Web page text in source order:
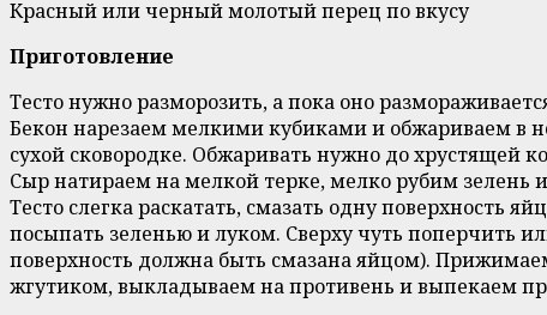
Красный или черный молотый перец по вкусу
Приготовление
Тесто нужно разморозить, а пока оно
Бекон нарезаем мелкими кубиками и обжариваем в
сухой сковородке. Обжаривать нужно до хрустящей
Сыр натираем на мелкой терке, мелко рубим зелень
Тесто слегка раскатать, смазать одну поверхность
посыпать зеленью и луком. Сверху чуть поперчить
поверхность должна быть смазана яйцом).
жгутиком, выкладываем на противень и выпекаем